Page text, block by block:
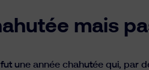
mais
une année chahutée qui, par